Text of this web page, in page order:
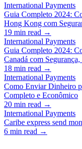
International Payments
Guia Completo 2024:
Hong Kong com
19 min read →
International Payments
Guia Completo 2024:
Canadá com
18 min read →
International Payments
Como Enviar Dinheiro
Completo e Econômico
20 min read →
International Payments
Caribe express send
6 min read →